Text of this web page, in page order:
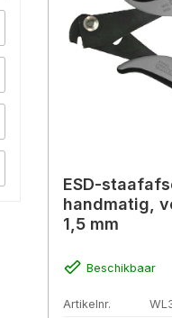
ESD-
handmatig,
1,5 mm
Beschikbaar
Artikelnr.